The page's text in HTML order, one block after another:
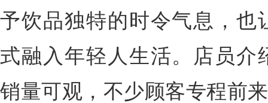
予饮品独特的时令气息，也
式融入年轻人生活。店员介
销量可观，不少顾客专程前